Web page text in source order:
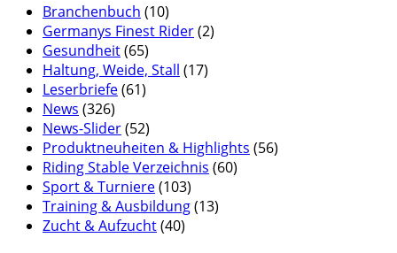
Branchenbuch (10)
Germanys Finest Rider(2)
Gesundheit(65)
Haltung, Weide, Stall (17)
Leserbriefe(61)
News (326)
News-Slider(52)
Produktneuheiten & Highlights (56)
Riding Stable Verzeichnis (60)
Sport & Turniere(103)
Training & Ausbildung(13)
Zucht & Aufzucht(40)